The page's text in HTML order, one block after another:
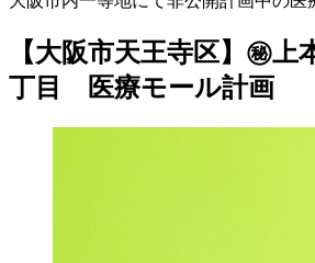
【大阪市天王寺区】㊙上
丁目 医療モール計画